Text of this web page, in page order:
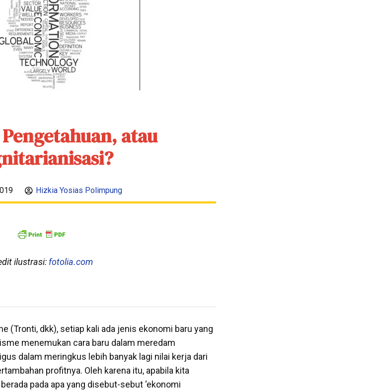
atau
Hizkia Yosias Polimpung
ilustrasi: fotolia.com
(Tronti, dkk), setiap kali ada jenis ekonomi baru yang
menemukan cara baru dalam meredam
dalam meringkus lebih banyak lagi nilai kerja dari
profitnya. Oleh karena itu, apabila kita
pada apa yang disebut-sebut ‘ekonomi